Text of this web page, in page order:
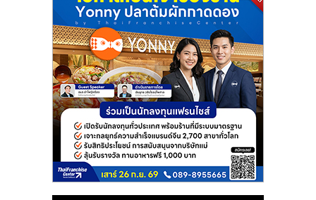
ไชส์
แฟ
ไชส์
ขาย